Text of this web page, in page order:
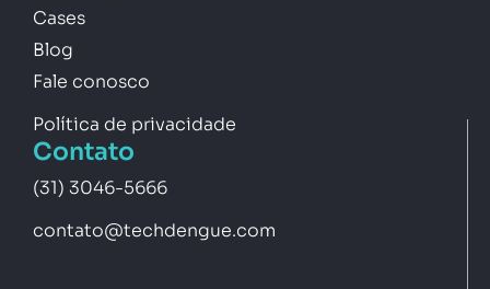
Cases
Blog
Fale conosco
Política de privacidade
Contato
(31) 3046-5666
contato@techdengue.com